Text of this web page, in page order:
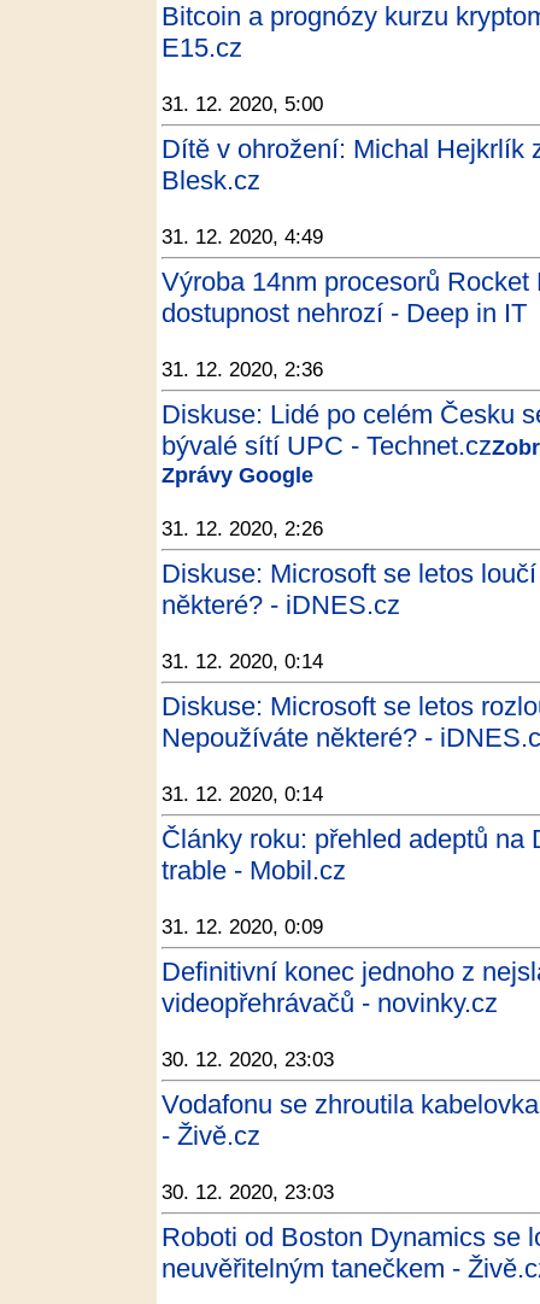
Bitcoin a prognózy kurzu
E15.cz
31. 12. 2020, 5:00
Dítě v ohrožení: Michal Hejkrlík
Blesk.cz
31. 12. 2020, 4:49
Výroba 14nm procesorů
dostupnost nehrozí - Deep in IT
31. 12. 2020, 2:36
Diskuse: Lidé po celém Česku
bývalé sítí UPC - Technet.cz
Zprávy Google
31. 12. 2020, 2:26
Diskuse: Microsoft se letos
některé? - iDNES.cz
31. 12. 2020, 0:14
Diskuse: Microsoft se letos
Nepoužíváte některé? -
31. 12. 2020, 0:14
Články roku: přehled adeptů na
trable - Mobil.cz
31. 12. 2020, 0:09
Definitivní konec jednoho z
videopřehrávačů - novinky.cz
30. 12. 2020, 23:03
Vodafonu se zhroutila
- Živě.cz
30. 12. 2020, 23:03
Roboti od Boston Dynamics se
neuvěřitelným tanečkem -